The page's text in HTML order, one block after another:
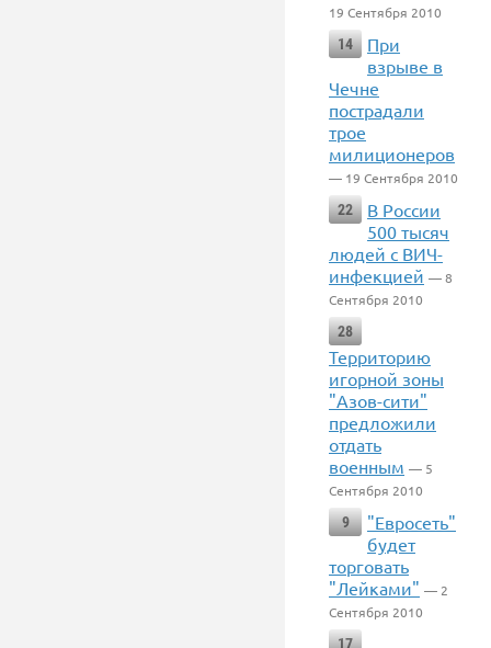
19 Сентября 2010
14
При
взрыве в
Чечне
пострадали
трое
милиционеров
— 19 Сентября 2010
22
В России
500 тысяч
людей с ВИЧ-
инфекцией — 8
Сентября 2010
28
Территорию
игорной зоны
"Азов-сити"
предложили
отдать
военным — 5
Сентября 2010
9
"Евросеть"
будет
торговать
"Лейками" — 2
Сентября 2010
17